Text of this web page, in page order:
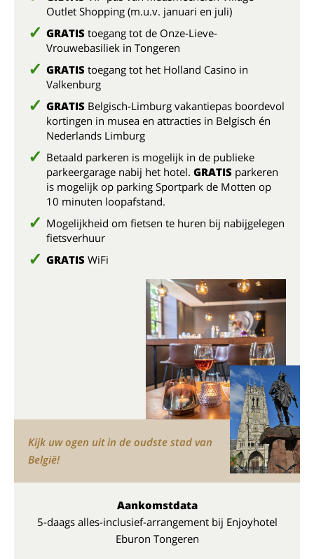
Outlet Shopping (m.u.v. januari en juli)
GRATIS toegang tot de Onze-Lieve-
Vrouwebasiliek in Tongeren
GRATIS toegang tot het Holland Casino in
Valkenburg
GRATIS Belgisch-Limburg vakantiepas boordevol
kortingen in musea en attracties in Belgisch én
Nederlands Limburg
Betaald parkeren is mogelijk in de publieke
parkeergarage nabij het hotel. GRATIS parkeren
is mogelijk op parking Sportpark de Motten op
10 minuten loopafstand.
Mogelijkheid om fietsen te huren bij nabijgelegen
fietsverhuur
GRATIS WiFi
Kijk uw ogen uit in de oudste stad van
België!
Aankomstdata
5-daags alles-inclusief-arrangement bij Enjoyhotel
Eburon Tongeren